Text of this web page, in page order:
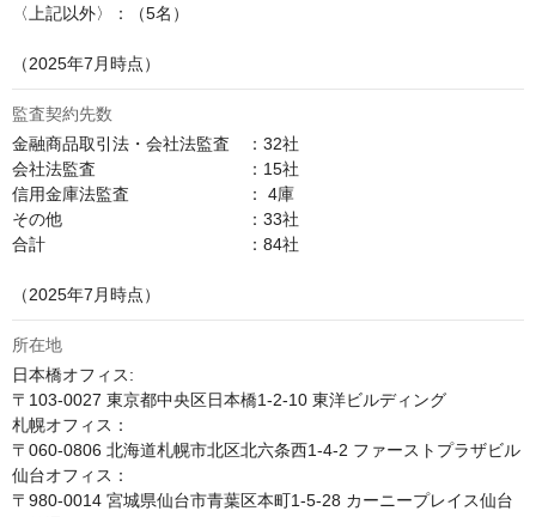
〈上記以外〉：（5名）
（2025年7月時点）
監査契約先数
金融商品取引法・会社法監査　：32社
会社法監査　　　　　　　　　：15社
信用金庫法監査　　　　　　　： 4庫
その他　　　　　　　　　　　：33社
合計　　　　　　　　　　　　：84社
（2025年7月時点）
所在地
日本橋オフィス:
〒103-0027 東京都中央区日本橋1-2-10 東洋ビルディング
札幌オフィス：
〒060-0806 北海道札幌市北区北六条西1-4-2 ファーストプラザビル
仙台オフィス：
〒980-0014 宮城県仙台市青葉区本町1-5-28 カーニープレイス仙台